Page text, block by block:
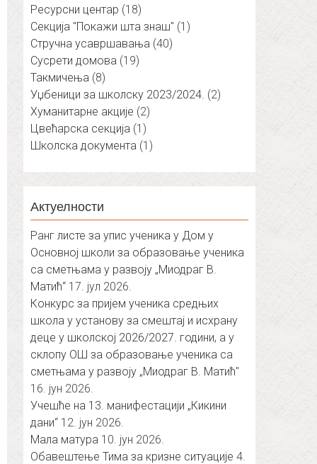
Ресурсни центар (18)
Секција "Покажи шта знаш" (1)
Стручна усавршавања (40)
Сусрети домова (19)
Такмичења (8)
Уџбеници за школску 2023/2024. (2)
Хуманитарне акције (2)
Цвећарска секција (1)
Школска документа (1)
Актуелности
Ранг листе за упис ученика у Дом у
Основној школи за образовање ученика
са сметњама у развоју „Миодраг В.
Матић“ 17. јул 2026.
Конкурс за пријем ученика средњих
школа у установу за смештај и исхрану
деце у школској 2026/2027. години, а у
склопу ОШ за образовање ученика са
сметњама у развоју „Миодраг В. Матић″
16. јун 2026.
Учешће на 13. манифестацији „Кикини
дани“ 12. јун 2026.
Мала матура 10. јун 2026.
Обавештење Тима за кризне ситуације 4.